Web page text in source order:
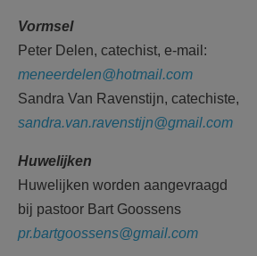
Vormsel
Peter Delen, catechist, e-mail:
meneerdelen@hotmail.com
Sandra Van Ravenstijn, catechiste,
sandra.van.ravenstijn@gmail.com
Huwelijken
Huwelijken worden aangevraagd
bij pastoor Bart Goossens
pr.bartgoossens@gmail.com